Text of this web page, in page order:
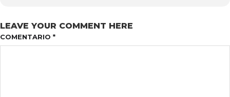
LEAVE YOUR COMMENT HERE
COMENTARIO *